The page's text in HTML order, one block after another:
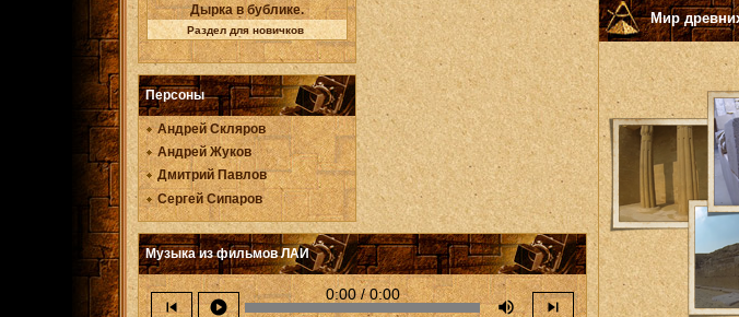
Дырка в бублике.
Раздел для новичков
Персоны
Андрей Скляров
Андрей Жуков
Дмитрий Павлов
Сергей Сипаров
Музыка из фильмов ЛАИ
skip_previous play_circle
0:00 / 0:00
volume_up skip_next
Мир